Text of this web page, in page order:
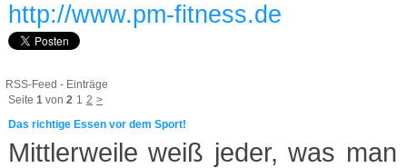
http://www.pm-fitness.de
RSS-Feed - Einträge
Seite 1 von 2 1 2 >
Das richtige Essen vor dem Sport!
Mittlerweile weiß jeder, was